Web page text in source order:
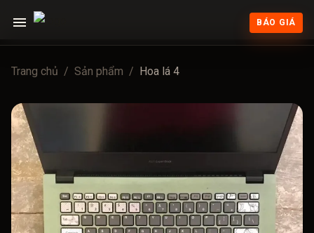
BÁO GIÁ
Trang chủ / Sản phẩm / Hoa lá 4